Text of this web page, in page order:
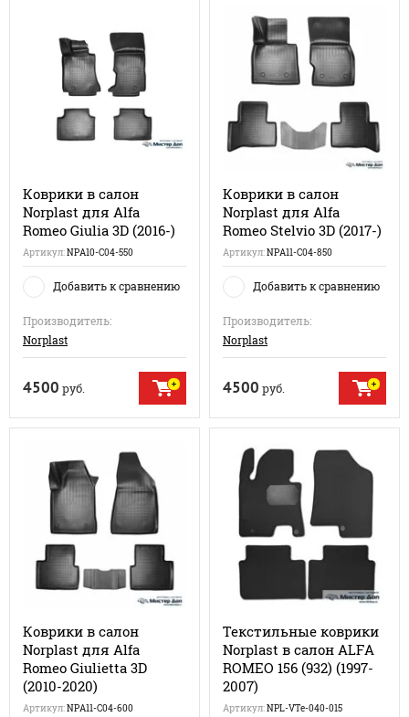
Коврики в салон
Norplast для Alfa
Romeo Giulia 3D (2016-)
Артикул:NPA10-C04-550
Добавить к сравнению
Производитель:
Norplast
4500 руб.
Коврики в салон
Norplast для Alfa
Romeo Stelvio 3D (2017-)
Артикул:NPA11-C04-850
Добавить к сравнению
Производитель:
Norplast
4500 руб.
Коврики в салон
Norplast для Alfa
Romeo Giulietta 3D
(2010-2020)
Артикул:NPA11-C04-600
Текстильные коврики
Norplast в салон ALFA
ROMEO 156 (932) (1997-
2007)
Артикул:NPL-VTe-040-015